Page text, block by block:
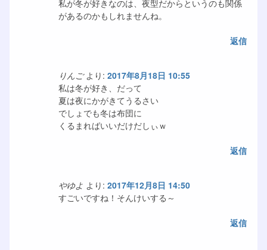
私が冬が好きなのは、夜型だからというのも関係
があるのかもしれませんね。
返信
りんご より: 2017年8月18日 10:55
私は冬が好き、だって
夏は夜にかがきてうるさい
でしょでも冬は布団に
くるまればいいだけだしぃｗ
返信
やゆよ より: 2017年12月8日 14:50
すごいですね！そんけいする～
返信